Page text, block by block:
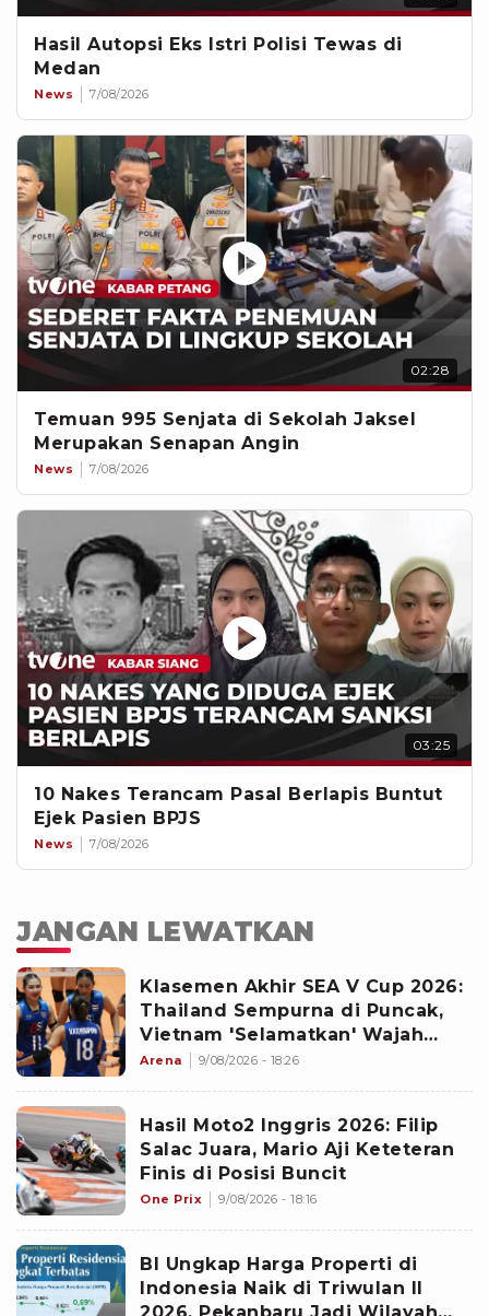
Hasil Autopsi Eks Istri Polisi Tewas di
Medan
News 7/08/2026
02:28
Temuan 995 Senjata di Sekolah Jaksel
Merupakan Senapan Angin
News 7/08/2026
03:25
10 Nakes Terancam Pasal Berlapis Buntut
Ejek Pasien BPJS
News 7/08/2026
JANGAN LEWATKAN
Klasemen Akhir SEA V Cup 2026:
Thailand Sempurna di Puncak,
Vietnam 'Selamatkan' Wajah
Timnas Voli Putri Indonesia
Arena 9/08/2026 - 18:26
Hasil Moto2 Inggris 2026: Filip
Salac Juara, Mario Aji Keteteran
Finis di Posisi Buncit
One Prix 9/08/2026 - 18:16
BI Ungkap Harga Properti di
Indonesia Naik di Triwulan II
2026, Pekanbaru Jadi Wilayah